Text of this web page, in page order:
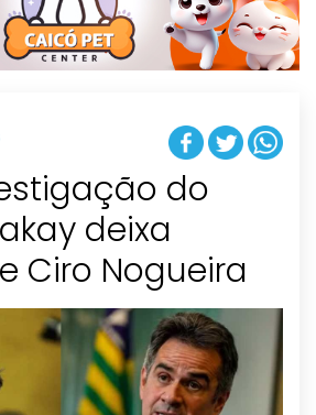
i
o
n
do
deixa
Ciro Nogueira